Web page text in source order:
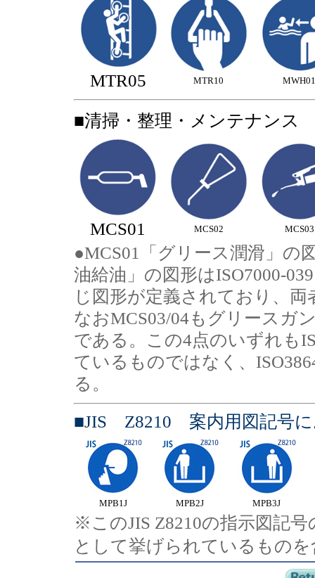
MTR05 MTR10 MWH01
■清掃・整理・メンテナンス
MCS01 MCS02 MCS03
●MCS01「グリース潤滑」の
油給油」の図形はISO7000-
じ図形が定義されており、両
なおMCS03/04もグリースガ
である。この4点のいずれも
ているものではなく、
る。
■JIS Z8210 案内用図記号に
MPB1J MPB2J MPB3J
※このJIS Z8210の指示図記
として挙げられているもの